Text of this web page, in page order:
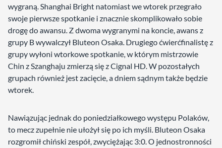
wygraną. Shanghai Bright natomiast we wtorek przegrało
swoje pierwsze spotkanie i znacznie skomplikowało sobie
drogę do awansu. Z dwoma wygranymi na koncie, awans z
grupy B wywalczył Bluteon Osaka. Drugiego ćwierćfinalistę z
grupy wyłoni wtorkowe spotkanie, w którym mistrzowie
Chin z Szanghaju zmierzą się z Cignal HD. W pozostałych
grupach również jest zacięcie, a dniem sądnym także będzie
wtorek.
Nawiązując jednak do poniedziałkowego występu Polaków,
to mecz zupełnie nie ułożył się po ich myśli. Bluteon Osaka
rozgromił chiński zespół, zwyciężając 3:0. O jednostronności